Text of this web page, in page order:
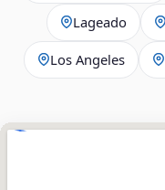
Lageado
Los Angeles